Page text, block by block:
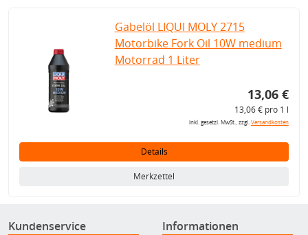
Gabelöl LIQUI MOLY 2715
Motorbike Fork Oil 10W medium
Motorrad 1 Liter
13,06 €
13,06 € pro 1 l
inkl. gesetzl. MwSt., zzgl.Versandkosten
Details
Merkzettel
Kundenservice Informationen